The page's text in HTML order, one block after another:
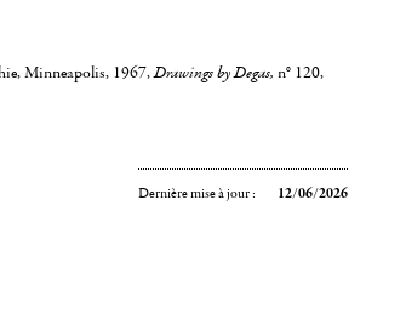
Minneapolis, 1967,Drawings by Degas, n° 120,
Dernière mise à jour : 12/06/2026